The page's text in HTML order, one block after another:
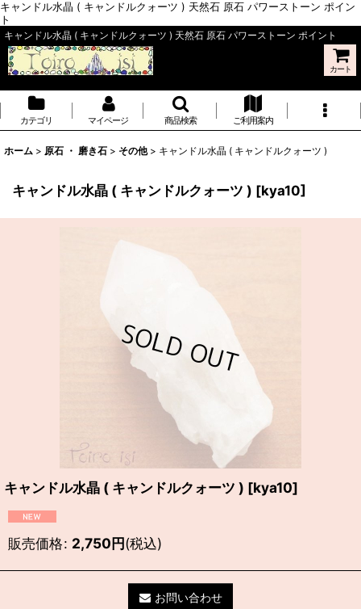
キャンドル水晶 ( キャンドルクォーツ ) 天然石 原石 パワーストーン ポイン
ト
キャンドル水晶 ( キャンドルクォーツ ) 天然石 原石 パワーストーン ポイント
カート
カテゴリ マイページ 商品検索 ご利用案内
ホーム > 原石 ・ 磨き石 > その他 > キャンドル水晶 ( キャンドルクォーツ )
キャンドル水晶 ( キャンドルクォーツ ) [kya10]
キャンドル水晶 ( キャンドルクォーツ ) [kya10]
販売価格: 2,750円(税込)
お問い合わせ